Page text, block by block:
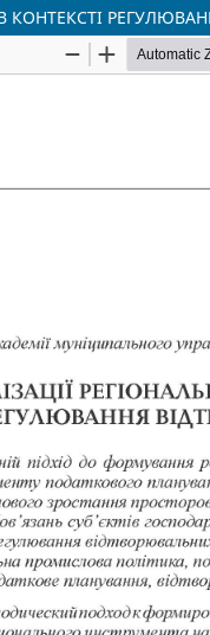
КОНТЕКСТІ